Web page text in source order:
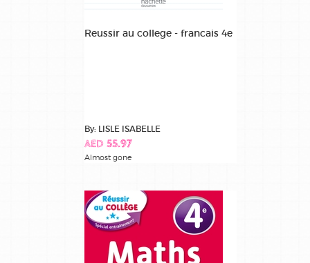
Reussir au college - francais 4e
By: LISLE ISABELLE
AED 55.97
Almost gone